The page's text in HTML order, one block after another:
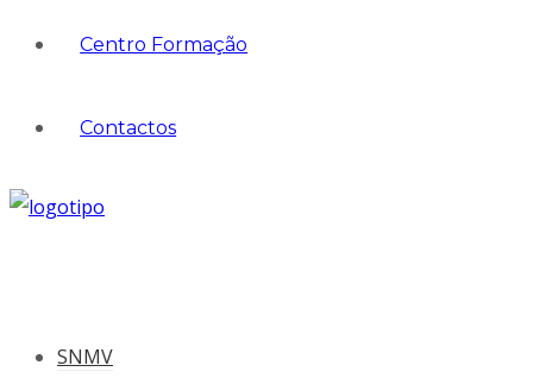
Centro Formação
Contactos
SNMV